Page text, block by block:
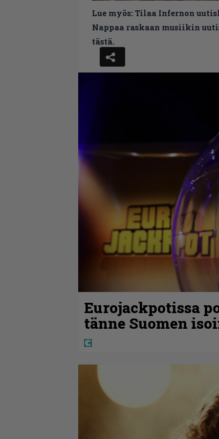
Lue myös:Tilaa Infernon
Nappaa raskaan musiikin
tästä.
Eurojackpotissa
tänne Suomen